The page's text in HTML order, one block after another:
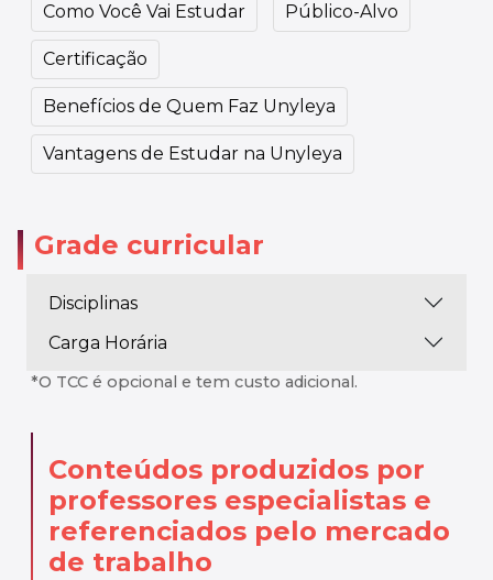
Como Você Vai Estudar Público-Alvo
Certificação
Benefícios de Quem Faz Unyleya
Vantagens de Estudar na Unyleya
Grade curricular
Disciplinas
Carga Horária
*O TCC é opcional e tem custo adicional.
Conteúdos produzidos por
professores especialistase
referenciados pelo mercado
de trabalho